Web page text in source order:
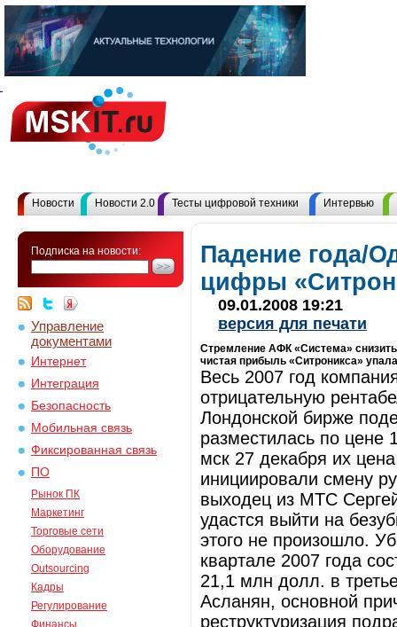
Новости Новости 2.0 Тесты цифровой техники Интервью
Подписка на новости:
Управление
документами
Интернет
Интеграция
Безопасность
Мобильная связь
Фиксированная связь
ПО
Рынок ПК
Маркетинг
Торговые сети
Оборудование
Outsourcing
Кадры
Регулирование
Финансы
Падение года/
цифры
09.01.2008 19:21
версия для печати
Стремление АФК «Система» снизить
чистая прибыль «Ситроникса»
Весь 2007 год
отрицательную
Лондонской бирже
разместилась по цене
мск 27 декабря их
инициировали смену
выходец из МТС
удастся выйти на
этого не произошло.
квартале 2007 года
21,1 млн долл. в
Асланян, основной
реструктуризация